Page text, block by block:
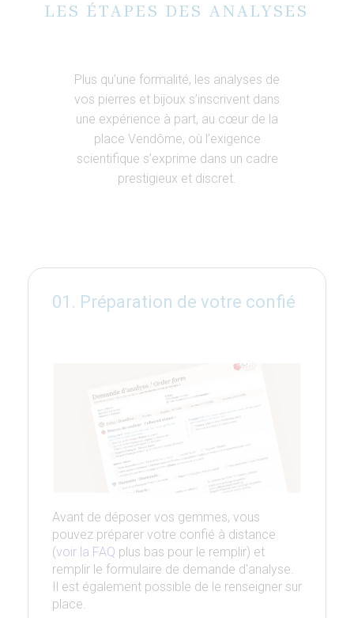
LES ÉTAPES DES ANALYSES
Plus qu’une formalité, les analyses de
vos pierres et bijoux s’inscrivent dans
une expérience à part, au cœur de la
place Vendôme, où l’exigence
scientifique s’exprime dans un cadre
prestigieux et discret.
01. Préparation de votre confié
Avant de déposer vos gemmes, vous
pouvez préparer votre confié à distance
(voir la FAQ plus bas pour le remplir) et
remplir le formulaire de demande d'analyse.
Il est également possible de le renseigner sur
place.